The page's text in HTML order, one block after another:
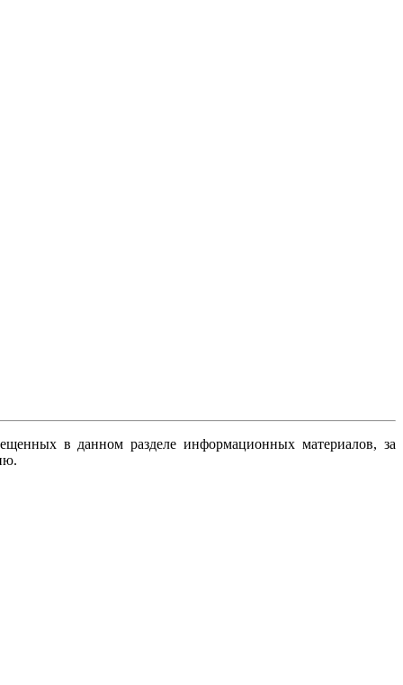
в данном разделе информационных материалов, за